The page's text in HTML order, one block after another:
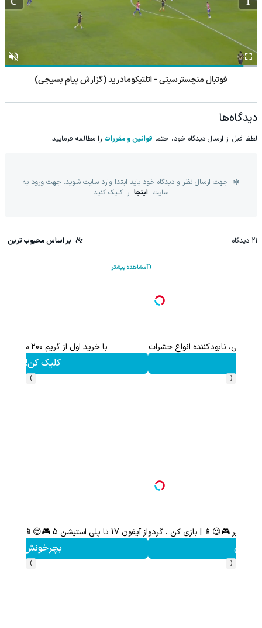
فوتبال اسپارتا روتردام - فاینورد
دیدگاه‌ها
لطفا قبل از ارسال دیدگاه خود، حتما قوانین و مقررات را مطالعه فرمایید.
جهت ارسال نظر و دیدگاه خود باید ابتدا وارد سایت شوید. جهت ورود به
سایت اینجا را کلیک کنید
21 دیدگاه بر اساس محبوب ترین
مشاهده بیشتر
با محافظت طبیعی
اسپری بیدکش تارومار با اثرفوری ، محافظ لباس در مقابل بید
‹
›
اسپری بیدکش تارومار با اثرفوری ، محافظ لباس در مقابل بید
‹
›